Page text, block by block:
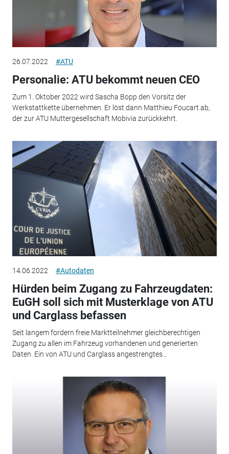
26.07.2022 #ATU
Personalie: ATU bekommt neuen CEO
Zum 1. Oktober 2022 wird Sascha Bopp den Vorsitz der
Werkstattkette übernehmen. Er löst dann Matthieu Foucart ab,
der zur ATU Muttergesellschaft Mobivia zurückkehrt.
14.06.2022 #Autodaten
Hürden beim Zugang zu Fahrzeugdaten:
EuGH soll sich mit Musterklage von ATU
und Carglass befassen
Seit langem fordern freie Marktteilnehmer gleichberechtigen
Zugang zu allen im Fahrzeug vorhandenen und generierten
Daten. Ein von ATU und Carglass angestrengtes...